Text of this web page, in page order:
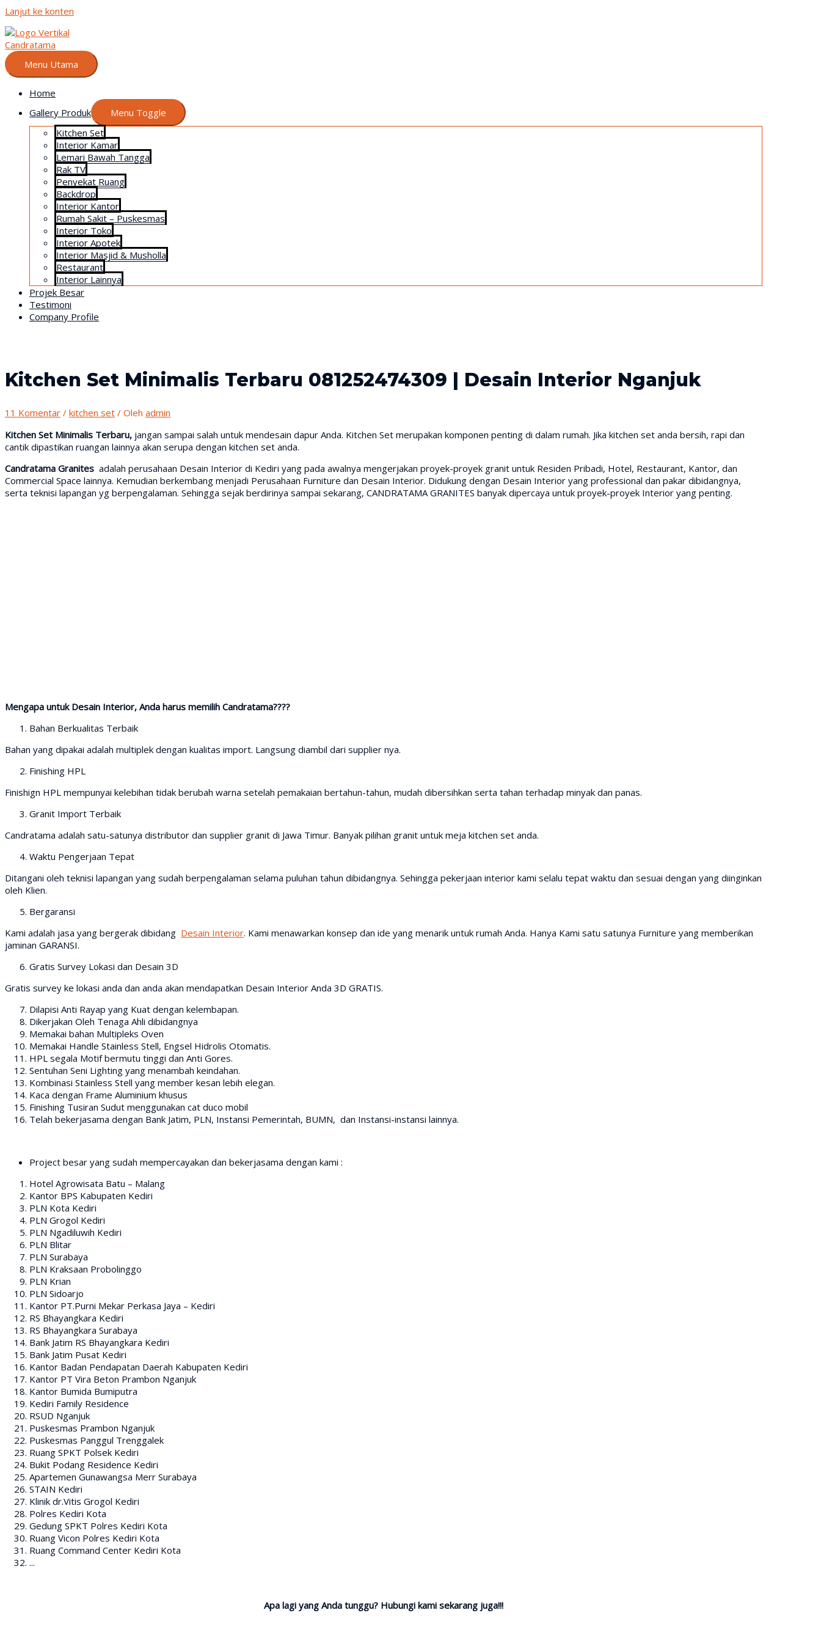
Lanjut ke konten
Menu Utama
Home
Gallery Produk
Menu Toggle
Kitchen Set
Interior Kamar
Lemari Bawah Tangga
Rak TV
Penyekat Ruang
Backdrop
Interior Kantor
Rumah Sakit – Puskesmas
Interior Toko
Interior Apotek
Interior Masjid & Musholla
Restaurant
Interior Lainnya
Projek Besar
Testimoni
Company Profile
Kitchen Set Minimalis Terbaru 081252474309 | Desain Interior Nganjuk
11 Komentar / kitchen set / Oleh admin
Kitchen Set Minimalis Terbaru, jangan sampai salah untuk mendesain dapur Anda. Kitchen Set merupakan komponen penting di dalam rumah. Jika kitchen set anda bersih, rapi dan
cantik dipastikan ruangan lainnya akan serupa dengan kitchen set anda.
Candratama Granites adalah perusahaan Desain Interior di Kediri yang pada awalnya mengerjakan proyek-proyek granit untuk Residen Pribadi, Hotel, Restaurant, Kantor, dan
Commercial Space lainnya. Kemudian berkembang menjadi Perusahaan Furniture dan Desain Interior. Didukung dengan Desain Interior yang professional dan pakar dibidangnya,
serta teknisi lapangan yg berpengalaman. Sehingga sejak berdirinya sampai sekarang, CANDRATAMA GRANITES banyak dipercaya untuk proyek-proyek Interior yang penting.
Mengapa untuk Desain Interior, Anda harus memilih Candratama????
Bahan Berkualitas Terbaik
Bahan yang dipakai adalah multiplek dengan kualitas import. Langsung diambil dari supplier nya.
Finishing HPL
Finishign HPL mempunyai kelebihan tidak berubah warna setelah pemakaian bertahun-tahun, mudah dibersihkan serta tahan terhadap minyak dan panas.
Granit Import Terbaik
Candratama adalah satu-satunya distributor dan supplier granit di Jawa Timur. Banyak pilihan granit untuk meja kitchen set anda.
Waktu Pengerjaan Tepat
Ditangani oleh teknisi lapangan yang sudah berpengalaman selama puluhan tahun dibidangnya. Sehingga pekerjaan interior kami selalu tepat waktu dan sesuai dengan yang diinginkan
oleh Klien.
Bergaransi
Kami adalah jasa yang bergerak dibidang Desain Interior. Kami menawarkan konsep dan ide yang menarik untuk rumah Anda. Hanya Kami satu satunya Furniture yang memberikan
jaminan GARANSI.
Gratis Survey Lokasi dan Desain 3D
Gratis survey ke lokasi anda dan anda akan mendapatkan Desain Interior Anda 3D GRATIS.
Dilapisi Anti Rayap yang Kuat dengan kelembapan.
Dikerjakan Oleh Tenaga Ahli dibidangnya
Memakai bahan Multipleks Oven
Memakai Handle Stainless Stell, Engsel Hidrolis Otomatis.
HPL segala Motif bermutu tinggi dan Anti Gores.
Sentuhan Seni Lighting yang menambah keindahan.
Kombinasi Stainless Stell yang member kesan lebih elegan.
Kaca dengan Frame Aluminium khusus
Finishing Tusiran Sudut menggunakan cat duco mobil
Telah bekerjasama dengan Bank Jatim, PLN, Instansi Pemerintah, BUMN, dan Instansi-instansi lainnya.
Project besar yang sudah mempercayakan dan bekerjasama dengan kami :
Hotel Agrowisata Batu – Malang
Kantor BPS Kabupaten Kediri
PLN Kota Kediri
PLN Grogol Kediri
PLN Ngadiluwih Kediri
PLN Blitar
PLN Surabaya
PLN Kraksaan Probolinggo
PLN Krian
PLN Sidoarjo
Kantor PT.Purni Mekar Perkasa Jaya – Kediri
RS Bhayangkara Kediri
RS Bhayangkara Surabaya
Bank Jatim RS Bhayangkara Kediri
Bank Jatim Pusat Kediri
Kantor Badan Pendapatan Daerah Kabupaten Kediri
Kantor PT Vira Beton Prambon Nganjuk
Kantor Bumida Bumiputra
Kediri Family Residence
RSUD Nganjuk
Puskesmas Prambon Nganjuk
Puskesmas Panggul Trenggalek
Ruang SPKT Polsek Kediri
Bukit Podang Residence Kediri
Apartemen Gunawangsa Merr Surabaya
STAIN Kediri
Klinik dr.Vitis Grogol Kediri
Polres Kediri Kota
Gedung SPKT Polres Kediri Kota
Ruang Vicon Polres Kediri Kota
Ruang Command Center Kediri Kota
...
Apa lagi yang Anda tunggu? Hubungi kami sekarang juga!!!